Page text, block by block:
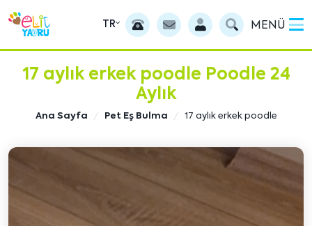
TR MENÜ
17 aylık erkek poodle Poodle 24
Aylık
Ana Sayfa Pet Eş Bulma 17 aylık erkek poodle